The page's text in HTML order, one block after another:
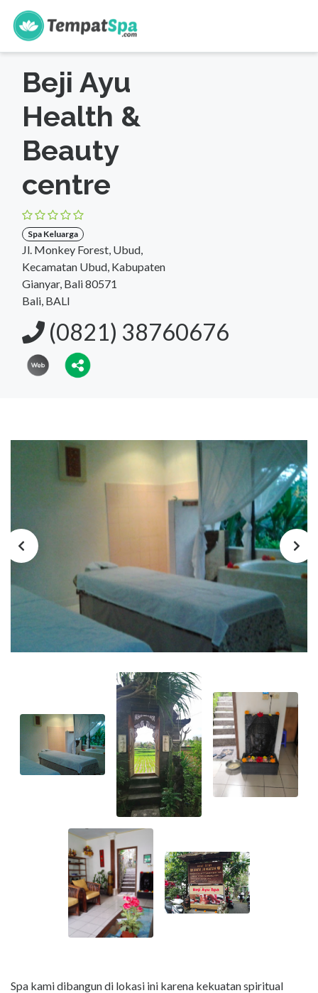
s
Beji Ayu
Health &
Beauty
centre
Spa Keluarga
Jl. Monkey Forest, Ubud,
Kecamatan Ubud, Kabupaten
Gianyar, Bali 80571
Bali, BALI
(0821) 38760676
Spa kami dibangun di lokasi ini karena kekuatan spiritual